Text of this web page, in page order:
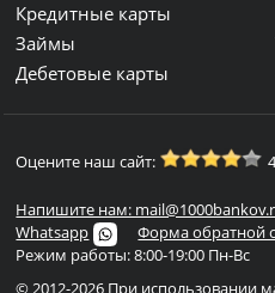
Кредитные карты
Займы
Дебетовые карты
Оцените наш сайт:
Напишите нам:
Whatsapp
Форма обратной
Режим работы: 8:00-19:00 Пн-Вс
© 2012-2026 При использовании